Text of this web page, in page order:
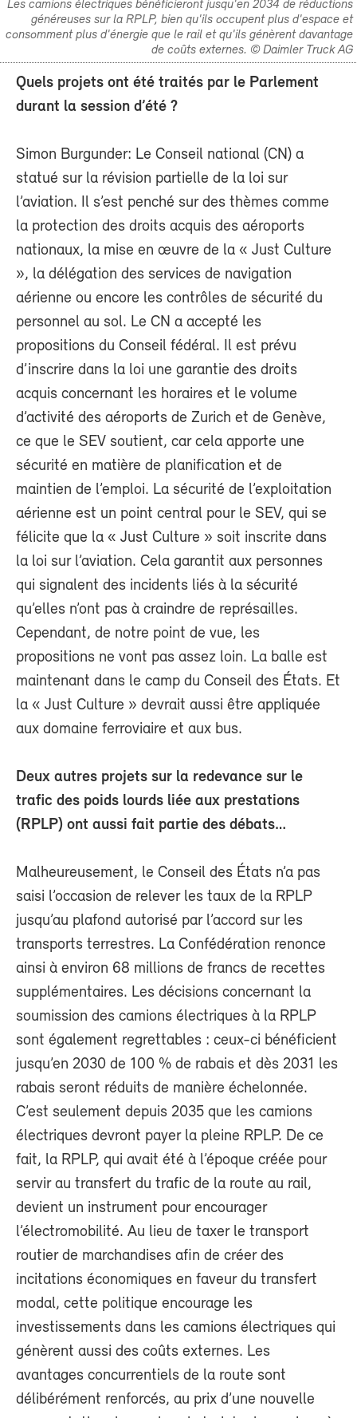
Les camions électriques bénéficieront jusqu'en 2034 de réductions
généreuses sur la RPLP, bien qu'ils occupent plus d'espace et
consomment plus d'énergie que le rail et qu'ils génèrent davantage
de coûts externes. © Daimler Truck AG
Quels projets ont été traités par le Parlement
durant la session d’été ?
Simon Burgunder: Le Conseil national (CN) a
statué sur la révision partielle de la loi sur
l’aviation. Il s’est penché sur des thèmes comme
la protection des droits acquis des aéroports
nationaux, la mise en œuvre de la « Just Culture
», la délégation des services de navigation
aérienne ou encore les contrôles de sécurité du
personnel au sol. Le CN a accepté les
propositions du Conseil fédéral. Il est prévu
d’inscrire dans la loi une garantie des droits
acquis concernant les horaires et le volume
d’activité des aéroports de Zurich et de Genève,
ce que le SEV soutient, car cela apporte une
sécurité en matière de planification et de
maintien de l’emploi. La sécurité de l’exploitation
aérienne est un point central pour le SEV, qui se
félicite que la « Just Culture » soit inscrite dans
la loi sur l’aviation. Cela garantit aux personnes
qui signalent des incidents liés à la sécurité
qu’elles n’ont pas à craindre de représailles.
Cependant, de notre point de vue, les
propositions ne vont pas assez loin. La balle est
maintenant dans le camp du Conseil des États. Et
la « Just Culture » devrait aussi être appliquée
aux domaine ferroviaire et aux bus.
Deux autres projets sur la redevance sur le
trafic des poids lourds liée aux prestations
(RPLP) ont aussi fait partie des débats…
Malheureusement, le Conseil des États n’a pas
saisi l’occasion de relever les taux de la RPLP
jusqu’au plafond autorisé par l’accord sur les
transports terrestres. La Confédération renonce
ainsi à environ 68 millions de francs de recettes
supplémentaires. Les décisions concernant la
soumission des camions électriques à la RPLP
sont également regrettables : ceux-ci bénéficient
jusqu’en 2030 de 100 % de rabais et dès 2031 les
rabais seront réduits de manière échelonnée.
C’est seulement depuis 2035 que les camions
électriques devront payer la pleine RPLP. De ce
fait, la RPLP, qui avait été à l’époque créée pour
servir au transfert du trafic de la route au rail,
devient un instrument pour encourager
l’électromobilité. Au lieu de taxer le transport
routier de marchandises afin de créer des
incitations économiques en faveur du transfert
modal, cette politique encourage les
investissements dans les camions électriques qui
génèrent aussi des coûts externes. Les
avantages concurrentiels de la route sont
délibérément renforcés, au prix d’une nouvelle